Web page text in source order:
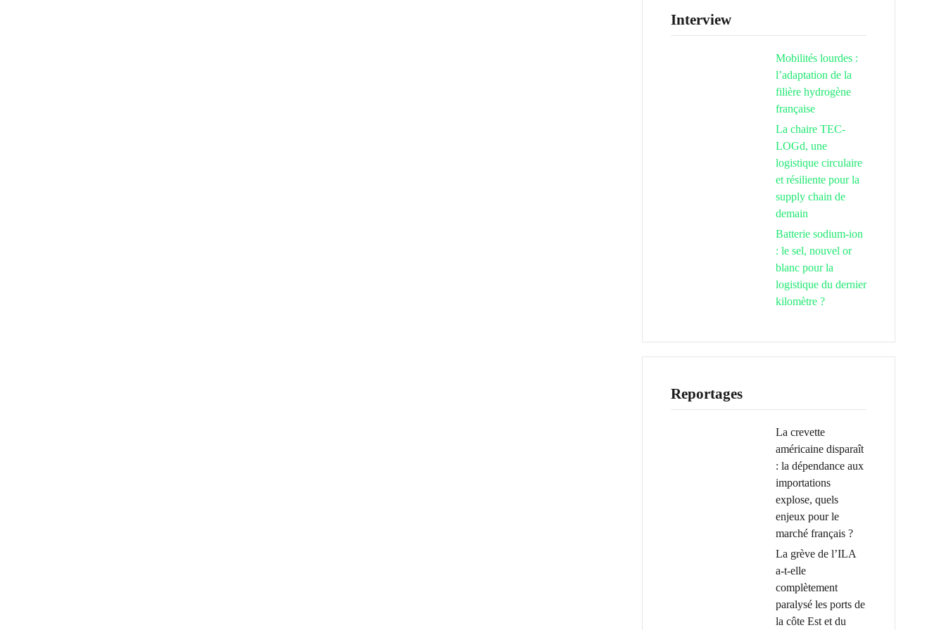
Interview
Mobilités lourdes :
l’adaptation de la
filière hydrogène
française
La chaire TEC-
LOGd, une
logistique circulaire
et résiliente pour la
supply chain de
demain
Batterie sodium-ion
: le sel, nouvel or
blanc pour la
logistique du dernier
kilomètre ?
Reportages
La crevette
américaine disparaît
: la dépendance aux
importations
explose, quels
enjeux pour le
marché français ?
La grève de l’ILA
a-t-elle
complètement
paralysé les ports de
la côte Est et du